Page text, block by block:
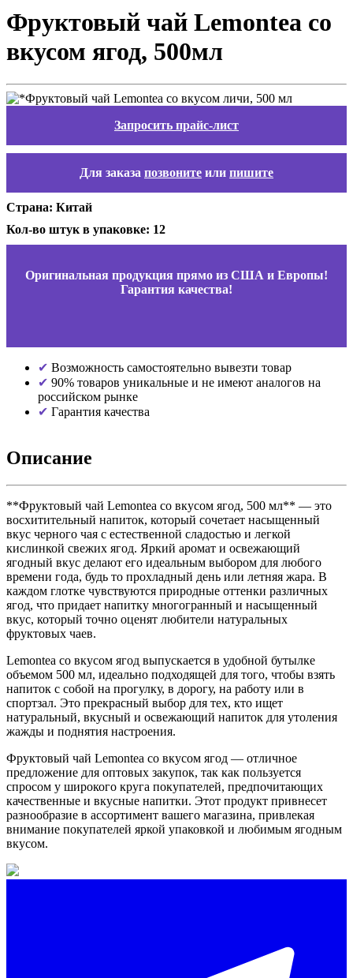
Фруктовый чай Lemontea со
вкусом ягод, 500мл
Запросить прайс-лист
Для заказа позвоните или пишите
Страна: Китай
Кол-во штук в упаковке: 12
Оригинальная продукция прямо из США и Европы!
Гарантия качества!
Возможность самостоятельно вывезти товар
90% товаров уникальные и не имеют аналогов на
российском рынке
Гарантия качества
Описание
**Фруктовый чай Lemontea со вкусом ягод, 500 мл** — это
восхитительный напиток, который сочетает насыщенный
вкус черного чая с естественной сладостью и легкой
кислинкой свежих ягод. Яркий аромат и освежающий
ягодный вкус делают его идеальным выбором для любого
времени года, будь то прохладный день или летняя жара. В
каждом глотке чувствуются природные оттенки различных
ягод, что придает напитку многогранный и насыщенный
вкус, который точно оценят любители натуральных
фруктовых чаев.
Lemontea со вкусом ягод выпускается в удобной бутылке
объемом 500 мл, идеально подходящей для того, чтобы взять
напиток с собой на прогулку, в дорогу, на работу или в
спортзал. Это прекрасный выбор для тех, кто ищет
натуральный, вкусный и освежающий напиток для утоления
жажды и поднятия настроения.
Фруктовый чай Lemontea со вкусом ягод — отличное
предложение для оптовых закупок, так как пользуется
спросом у широкого круга покупателей, предпочитающих
качественные и вкусные напитки. Этот продукт привнесет
разнообразие в ассортимент вашего магазина, привлекая
внимание покупателей яркой упаковкой и любимым ягодным
вкусом.